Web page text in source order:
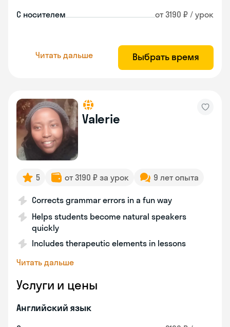
С носителем от 3190 ₽ / урок
Читать дальше Выбрать время
Valerie
5 от 3190 ₽ за урок 9 лет опыта
Corrects grammar errors in a fun way
Helps students become natural speakers
quickly
Includes therapeutic elements in lessons
Читать дальше
Услуги и цены
Английский язык